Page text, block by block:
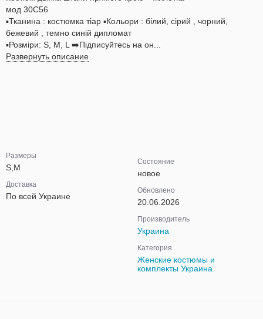
мод 30C56
▪️Тканина : костюмка тіар ▪️Кольори : білий, сірий , чорний,
бежевий , темно синій дипломат
▪️Розміри: S, M, L ➡️Підписуйтесь на он...
Развернуть описание
Размеры
S,M
Доставка
По всей Украине
Состояние
новое
Обновлено
20.06.2026
Производитель
Украина
Категория
Женские костюмы и
комплекты Украина